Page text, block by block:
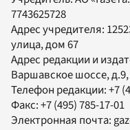
7743625728
Адрес учредителя:
улица, дом 67
Адрес редакции и
Варшавское шоссе,
Телефон редакции:+7
Факс:+7 (495) 785-17-01
Электронная почта: